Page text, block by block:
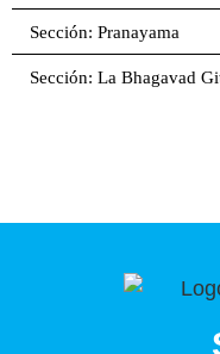
Sección: Pranayama
Sección: La Bhagavad